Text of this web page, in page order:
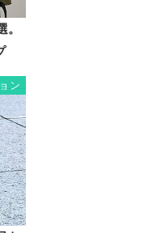
ン